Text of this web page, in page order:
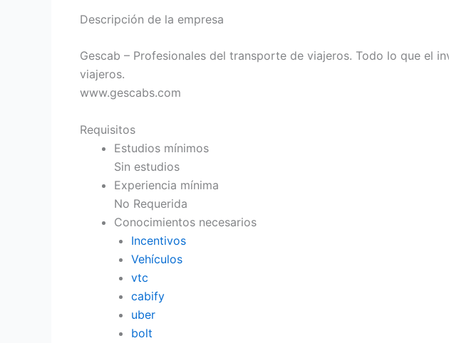
Descripción de la empresa
Gescab – Profesionales del transporte de viajeros. Todo lo que el
viajeros.
www.gescabs.com
Requisitos
Estudios mínimos
Sin estudios
Experiencia mínima
No Requerida
Conocimientos necesarios
Incentivos
Vehículos
vtc
cabify
uber
bolt